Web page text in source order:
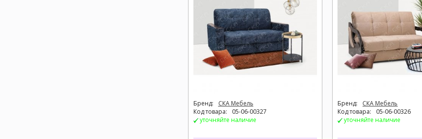
Бренд:
СКА Мебель
Код товара:
05-06-00327
уточняйте наличие
Бренд:
СКА Мебель
Код товара:
05-06-00326
уточняйте наличие